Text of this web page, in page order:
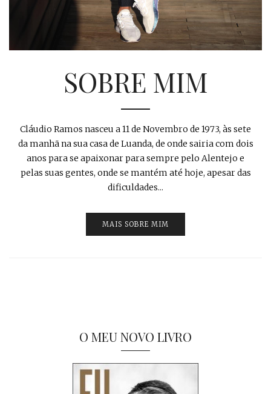
SOBRE MIM
Cláudio Ramos nasceu a 11 de Novembro de 1973, às sete
da manhã na sua casa de Luanda, de onde sairia com dois
anos para se apaixonar para sempre pelo Alentejo e
pelas suas gentes, onde se mantém até hoje, apesar das
dificuldades...
MAIS SOBRE MIM
O MEU NOVO LIVRO